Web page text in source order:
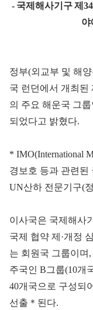
- 국제해사기구 제
야
정부(외교부 및 해
국 런던에서 개최된
의 주요 해운국 그
되었다고 밝혔다.
* IMO(International
경보호 등과 관련된
UN산하 전문기구(
이사국은 국제해사
국제 협약 제·개정
는 회원국 그룹이며
주국인 B그룹(10개
40개국으로 구성되
선출＊된다.